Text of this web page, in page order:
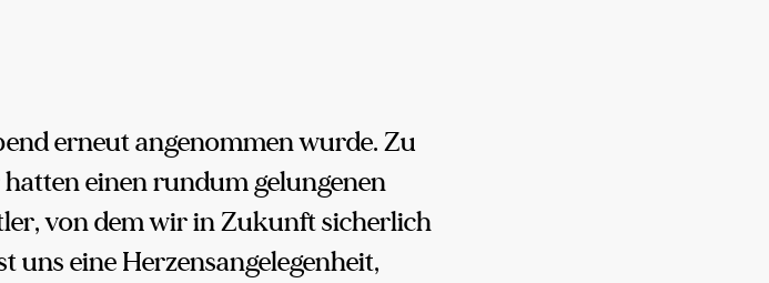
erneut angenommen wurde. Zu
einen rundum gelungenen
von dem wir in Zukunft sicherlich
uns eine Herzensangelegenheit,